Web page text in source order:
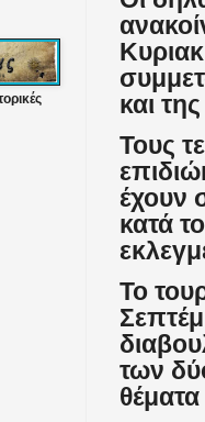
και
Τους
έχουν
κατά
Το
των